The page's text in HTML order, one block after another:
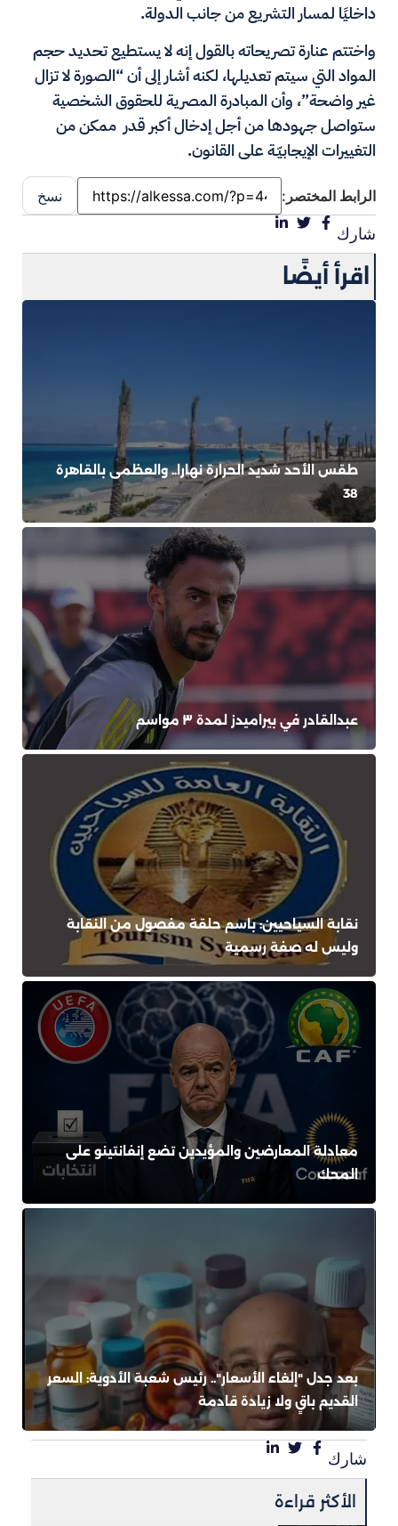
داخليًا لمسار التشريع من جانب الدولة.
واختتم عنارة تصريحاته بالقول إنه لا يستطيع تحديد حجم
المواد التي سيتم تعديلها، لكنه أشار إلى أن “الصورة لا تزال
غير واضحة”، وأن المبادرة المصرية للحقوق الشخصية
ستواصل جهودها من أجل إدخال أكبر قدر ممكن من
التغييرات الإيجابيّـة على القانون.
الرابط المختصر: نسخ
شارك
اقرأ أيضًا
طقس الأحد شديد الحرارة نهارا.. والعظمى بالقاهرة
38
عبدالقادر في بيراميدز لمدة ٣ مواسم
نقابة السياحيين: باسم حلقة مفصول من النقابة
وليس له صفة رسمية
معادلة المعارضين والمؤيدين تضع إنفانتينو على
المحك
بعد جدل "إلغاء الأسعار".. رئيس شعبة الأدوية: السعر
القديم باقٍ ولا زيادة قادمة
شارك
الأكثر قراءة